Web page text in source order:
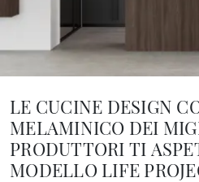
LE CUCINE DESIGN
MELAMINICO DEI
PRODUTTORI TI
MODELLO LIFE